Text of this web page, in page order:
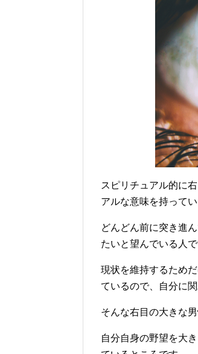
スピリチュアル的に
アルな意味を持ってい
どんどん前に突き進
たいと望んでいる人で
現状を維持するため
ているので、自分に
そんな右目の大きな
自分自身の野望を大